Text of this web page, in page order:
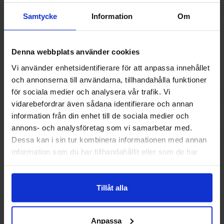
Samtycke Information Om
Denna webbplats använder cookies
Vi använder enhetsidentifierare för att anpassa innehållet
och annonserna till användarna, tillhandahålla funktioner
för sociala medier och analysera vår trafik. Vi
vidarebefordrar även sådana identifierare och annan
information från din enhet till de sociala medier och
annons- och analysföretag som vi samarbetar med.
Dessa kan i sin tur kombinera informationen med annan
information som du har tillhandahållit eller som de har
Tillåt alla
Anpassa
Relaterade produkter
20st